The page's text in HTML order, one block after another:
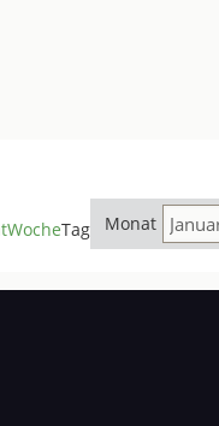
WocheTag Monat